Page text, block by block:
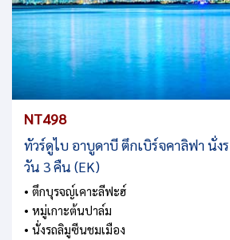
NT498
ทัวร์ดูไบ อาบูดาบี ตึกเบิร์จคาลิฟา นั่ง
วัน 3 คืน (EK)
• ตึกบุรจญ์เคาะลีฟะฮ์
• หมู่เกาะต้นปาล์ม
• นั่งรถลิมูซีนชมเมือง